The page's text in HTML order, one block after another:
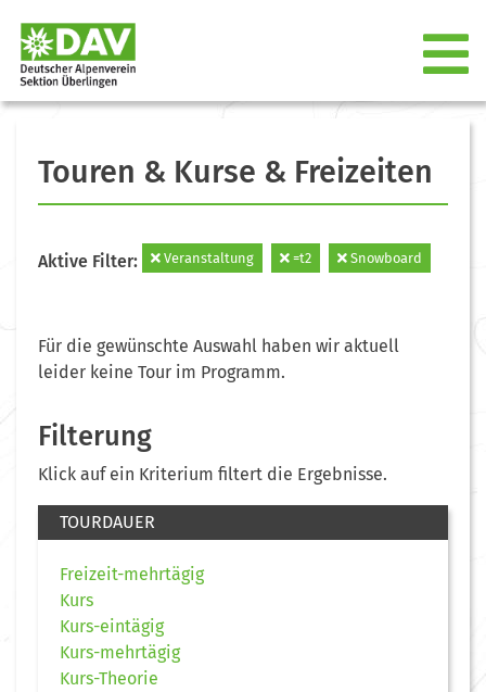
Touren & Kurse & Freizeiten
Aktive Filter: Veranstaltung =t2 Snowboard
Für die gewünschte Auswahl haben wir aktuell
leider keine Tour im Programm.
Filterung
Klick auf ein Kriterium filtert die Ergebnisse.
TOURDAUER
Freizeit-mehrtägig
Kurs
Kurs-eintägig
Kurs-mehrtägig
Kurs-Theorie